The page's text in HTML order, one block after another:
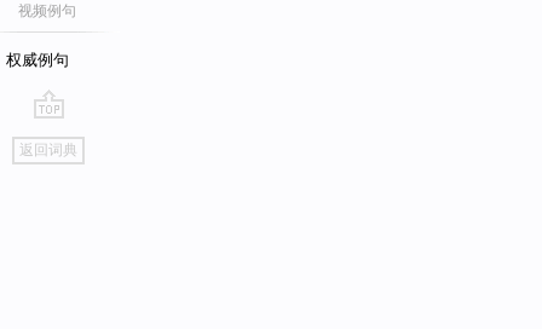
视频例句
权威例句
go
top
返回词典